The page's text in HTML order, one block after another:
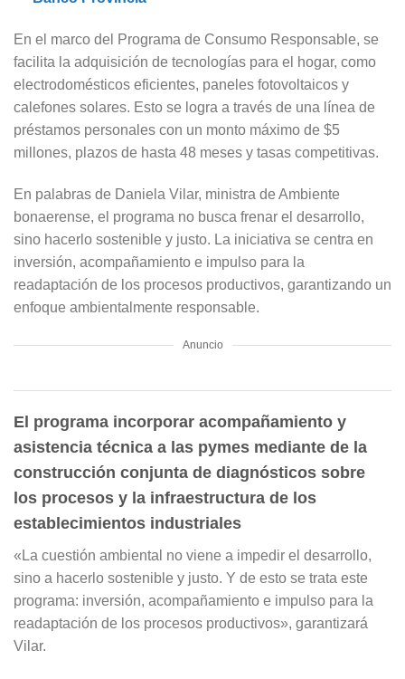
En el marco del Programa de Consumo Responsable, se
facilita la adquisición de tecnologías para el hogar, como
electrodomésticos eficientes, paneles fotovoltaicos y
calefones solares. Esto se logra a través de una línea de
préstamos personales con un monto máximo de $5
millones, plazos de hasta 48 meses y tasas competitivas.
En palabras de Daniela Vilar, ministra de Ambiente
bonaerense, el programa no busca frenar el desarrollo,
sino hacerlo sostenible y justo. La iniciativa se centra en
inversión, acompañamiento e impulso para la
readaptación de los procesos productivos, garantizando un
enfoque ambientalmente responsable.
Anuncio
El programa incorporar acompañamiento y
asistencia técnica a las pymes mediante de la
construcción conjunta de diagnósticos sobre
los procesos y la infraestructura de los
establecimientos industriales
«La cuestión ambiental no viene a impedir el desarrollo,
sino a hacerlo sostenible y justo. Y de esto se trata este
programa: inversión, acompañamiento e impulso para la
readaptación de los procesos productivos», garantizará
Vilar.